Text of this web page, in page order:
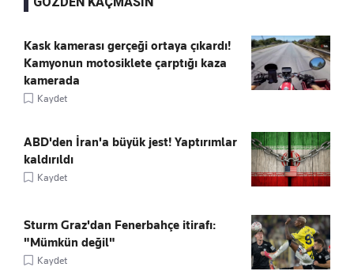
Kask kamerası gerçeği ortaya çıkardı!
Kamyonun motosiklete çarptığı kaza
kamerada
Kaydet
ABD'den İran'a büyük jest! Yaptırımlar
kaldırıldı
Kaydet
Sturm Graz'dan Fenerbahçe itirafı:
"Mümkün değil"
Kaydet